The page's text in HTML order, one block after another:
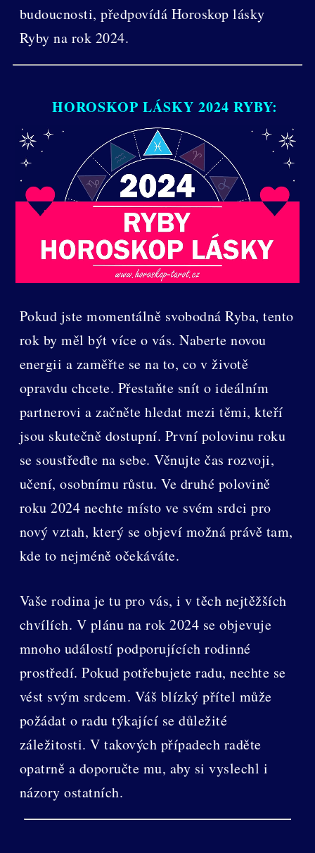
budoucnosti, předpovídá Horoskop lásky
Ryby na rok 2024.
HOROSKOP LÁSKY 2024 RYBY:
Pokud jste momentálně svobodná Ryba, tento
rok by měl být více o vás. Naberte novou
energii a zaměřte se na to, co v životě
opravdu chcete. Přestaňte snít o ideálním
partnerovi a začněte hledat mezi těmi, kteří
jsou skutečně dostupní. První polovinu roku
se soustřeďte na sebe. Věnujte čas rozvoji,
učení, osobnímu růstu. Ve druhé polovině
roku 2024 nechte místo ve svém srdci pro
nový vztah, který se objeví možná právě tam,
kde to nejméně očekáváte.
Vaše rodina je tu pro vás, i v těch nejtěžších
chvílích. V plánu na rok 2024 se objevuje
mnoho událostí podporujících rodinné
prostředí. Pokud potřebujete radu, nechte se
vést svým srdcem. Váš blízký přítel může
požádat o radu týkající se důležité
záležitosti. V takových případech raděte
opatrně a doporučte mu, aby si vyslechl i
názory ostatních.